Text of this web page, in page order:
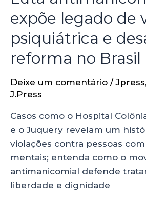
expõe legado de
psiquiátrica e
reforma no Brasil
Deixe um comentário /Jpress,
J.Press
Casos como o Hospital
e o Juquery revelam um
violações contra pessoas
mentais; entenda como o
antimanicomial defende
liberdade e dignidade